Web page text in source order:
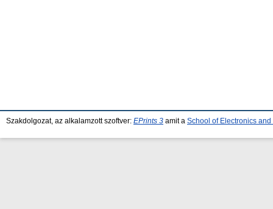
Szakdolgozat, az alkalamzott szoftver: EPrints 3 amit a School of Electronics